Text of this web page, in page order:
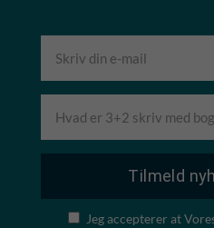
Jeg accepterer at